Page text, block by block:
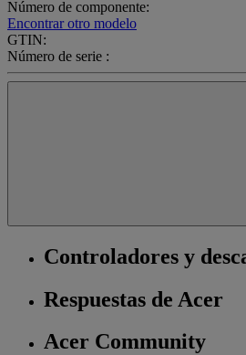
Número de componente:
Encontrar otro modelo
GTIN:
Número de serie :
Controladores y
Respuestas de Acer
Acer Community